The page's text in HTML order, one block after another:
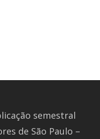
semestral
de São Paulo –